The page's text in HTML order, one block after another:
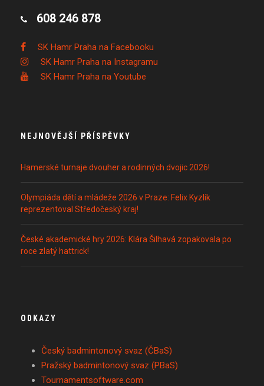
608 246 878
SK Hamr Praha na Facebooku
SK Hamr Praha na Instagramu
SK Hamr Praha na Youtube
NEJNOVĚJŠÍ PŘÍSPĚVKY
Hamerské turnaje dvouher a rodinných dvojic 2026!
Olympiáda dětí a mládeže 2026 v Praze: Felix Kyzlík
reprezentoval Středočeský kraj!
České akademické hry 2026: Klára Šilhavá zopakovala po
roce zlatý hattrick!
ODKAZY
Český badmintonový svaz (ČBaS)
Pražský badmintonový svaz (PBaS)
Tournamentsoftware.com